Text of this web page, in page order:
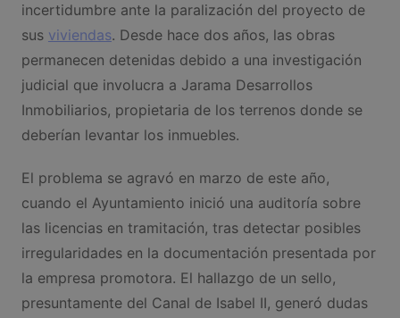
incertidumbre ante la paralización del proyecto de
sus viviendas. Desde hace dos años, las obras
permanecen detenidas debido a una investigación
judicial que involucra a Jarama Desarrollos
Inmobiliarios, propietaria de los terrenos donde se
deberían levantar los inmuebles.
El problema se agravó en marzo de este año,
cuando el Ayuntamiento inició una auditoría sobre
las licencias en tramitación, tras detectar posibles
irregularidades en la documentación presentada por
la empresa promotora. El hallazgo de un sello,
presuntamente del Canal de Isabel II, generó dudas